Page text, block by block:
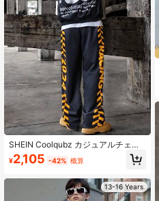
SHEIN Coolqubz カジュアルチェッ
ク柄 快適 ティーンエイジャー向け
長袖パーカー&パンツ セット
¥2,105 -42% 概算
13-16 Years